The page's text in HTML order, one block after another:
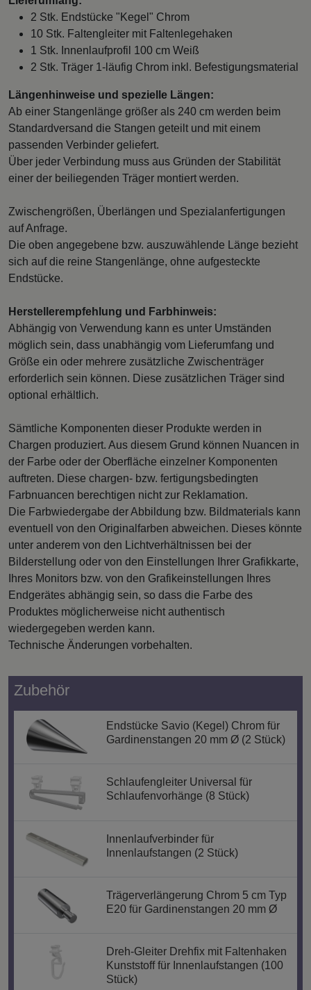
2 Stk. Endstücke "Kegel" Chrom
10 Stk. Faltengleiter mit Faltenlegehaken
1 Stk. Innenlaufprofil 100 cm Weiß
2 Stk. Träger 1-läufig Chrom inkl. Befestigungsmaterial
Längenhinweise und spezielle Längen:
Ab einer Stangenlänge größer als 240 cm werden beim
Standardversand die Stangen geteilt und mit einem
passenden Verbinder geliefert.
Über jeder Verbindung muss aus Gründen der Stabilität
einer der beiliegenden Träger montiert werden.
Zwischengrößen, Überlängen und Spezialanfertigungen
auf Anfrage.
Die oben angegebene bzw. auszuwählende Länge bezieht
sich auf die reine Stangenlänge, ohne aufgesteckte
Endstücke.
Herstellerempfehlung und Farbhinweis:
Abhängig von Verwendung kann es unter Umständen
möglich sein, dass unabhängig vom Lieferumfang und
Größe ein oder mehrere zusätzliche Zwischenträger
erforderlich sein können. Diese zusätzlichen Träger sind
optional erhältlich.
Sämtliche Komponenten dieser Produkte werden in
Chargen produziert. Aus diesem Grund können Nuancen in
der Farbe oder der Oberfläche einzelner Komponenten
auftreten. Diese chargen- bzw. fertigungsbedingten
Farbnuancen berechtigen nicht zur Reklamation.
Die Farbwiedergabe der Abbildung bzw. Bildmaterials kann
eventuell von den Originalfarben abweichen. Dieses könnte
unter anderem von den Lichtverhältnissen bei der
Bilderstellung oder von den Einstellungen Ihrer Grafikkarte,
Ihres Monitors bzw. von den Grafikeinstellungen Ihres
Endgerätes abhängig sein, so dass die Farbe des
Produktes möglicherweise nicht authentisch
wiedergegeben werden kann.
Technische Änderungen vorbehalten.
Zubehör
Endstücke Savio (Kegel) Chrom für
Gardinenstangen 20 mm Ø (2 Stück)
Schlaufengleiter Universal für
Schlaufenvorhänge (8 Stück)
Innenlaufverbinder für
Innenlaufstangen (2 Stück)
Trägerverlängerung Chrom 5 cm Typ
E20 für Gardinenstangen 20 mm Ø
Dreh-Gleiter Drehfix mit Faltenhaken
Kunststoff für Innenlaufstangen (100
Stück)